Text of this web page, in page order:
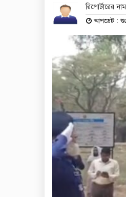
রিপোর্টারের
আপডেট :